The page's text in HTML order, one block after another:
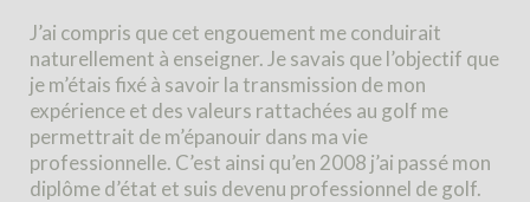
J’ai compris que cet engouement me conduirait
naturellement à enseigner. Je savais que l’objectif que
je m’étais fixé à savoir la transmission de mon
expérience et des valeurs rattachées au golf me
permettrait de m’épanouir dans ma vie
professionnelle. C’est ainsi qu’en 2008 j’ai passé mon
diplôme d’état et suis devenu professionnel de golf.